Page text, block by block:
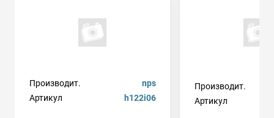
Производит.
nps
Артикул
h122i06
Производит.
Артикул